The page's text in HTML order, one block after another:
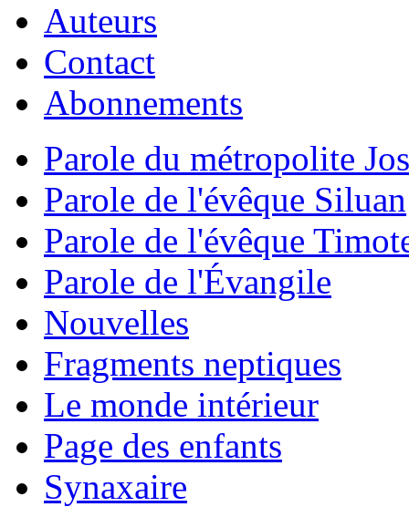
Auteurs
Contact
Abonnements
Parole du métropolite
Parole de l'évêque Siluan
Parole de l'évêque
Parole de l'Évangile
Nouvelles
Fragments neptiques
Le monde intérieur
Page des enfants
Synaxaire